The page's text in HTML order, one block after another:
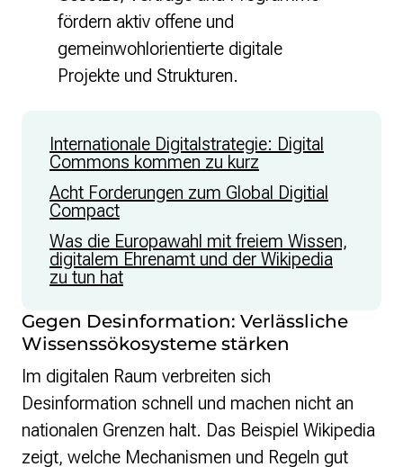
fördern aktiv offene und
gemeinwohlorientierte digitale
Projekte und Strukturen.
Internationale Digitalstrategie: Digital
Commons kommen zu kurz
Acht Forderungen zum Global Digitial
Compact
Was die Europawahl mit freiem Wissen,
digitalem Ehrenamt und der Wikipedia
zu tun hat
Gegen Desinformation: Verlässliche
Wissenssökosysteme stärken
Im digitalen Raum verbreiten sich
Desinformation schnell und machen nicht an
nationalen Grenzen halt. Das Beispiel Wikipedia
zeigt, welche Mechanismen und Regeln gut